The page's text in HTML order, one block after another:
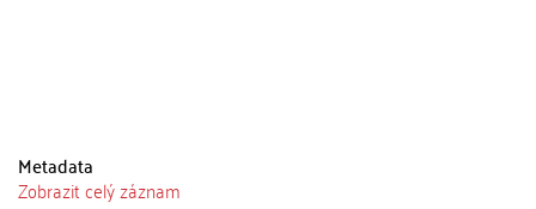
Metadata
Zobrazit celý záznam